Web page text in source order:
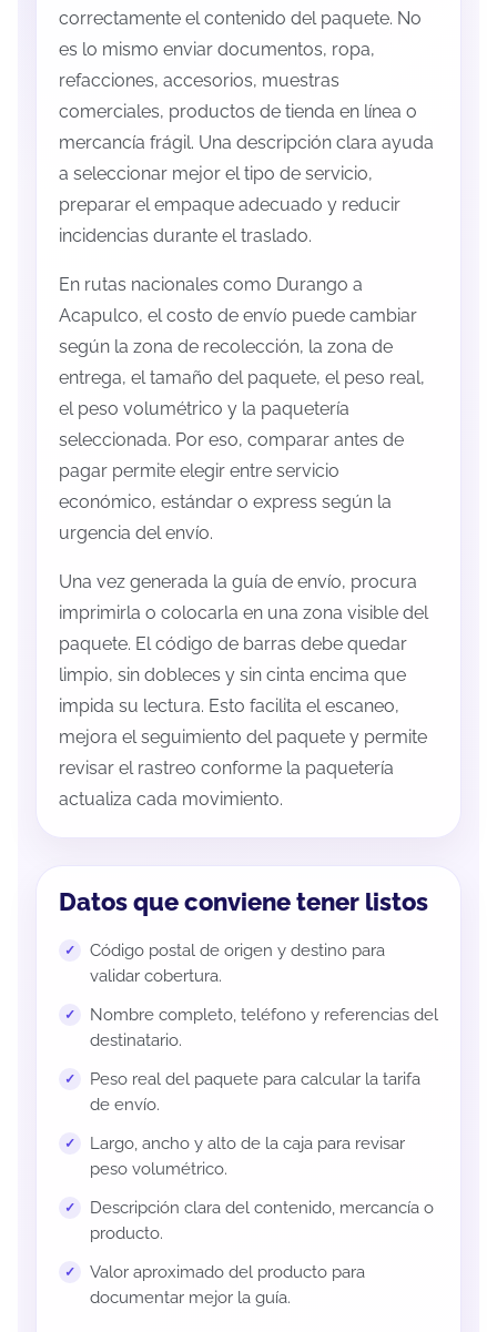
correctamente el contenido del paquete. No
es lo mismo enviar documentos, ropa,
refacciones, accesorios, muestras
comerciales, productos de tienda en línea o
mercancía frágil. Una descripción clara ayuda
a seleccionar mejor el tipo de servicio,
preparar el empaque adecuado y reducir
incidencias durante el traslado.
En rutas nacionales como Durango a
Acapulco, el costo de envío puede cambiar
según la zona de recolección, la zona de
entrega, el tamaño del paquete, el peso real,
el peso volumétrico y la paquetería
seleccionada. Por eso, comparar antes de
pagar permite elegir entre servicio
económico, estándar o express según la
urgencia del envío.
Una vez generada la guía de envío, procura
imprimirla o colocarla en una zona visible del
paquete. El código de barras debe quedar
limpio, sin dobleces y sin cinta encima que
impida su lectura. Esto facilita el escaneo,
mejora el seguimiento del paquete y permite
revisar el rastreo conforme la paquetería
actualiza cada movimiento.
Datos que conviene tener listos
Código postal de origen y destino para
validar cobertura.
Nombre completo, teléfono y referencias del
destinatario.
Peso real del paquete para calcular la tarifa
de envío.
Largo, ancho y alto de la caja para revisar
peso volumétrico.
Descripción clara del contenido, mercancía o
producto.
Valor aproximado del producto para
documentar mejor la guía.